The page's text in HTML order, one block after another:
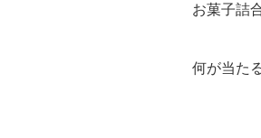
お菓子詰
何が当た